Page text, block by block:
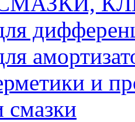
и
смазки